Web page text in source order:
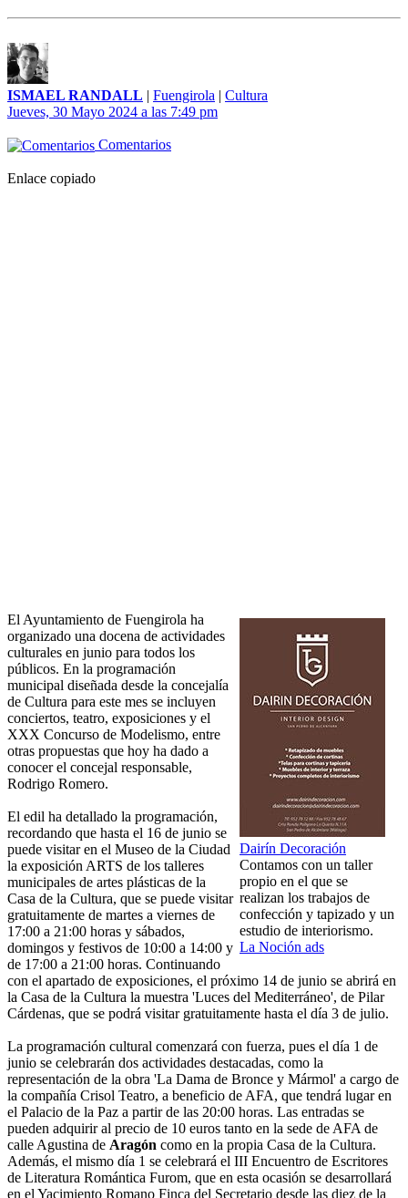
ISMAEL RANDALL | Fuengirola | Cultura
Jueves, 30 Mayo 2024 a las 7:49 pm
Comentarios
Enlace copiado
Dairín Decoración
Contamos con un taller
propio en el que se
realizan los trabajos de
confección y tapizado y un
estudio de interiorismo.
La Noción ads
El Ayuntamiento de Fuengirola ha
organizado una docena de actividades
culturales en junio para todos los
públicos. En la programación
municipal diseñada desde la concejalía
de Cultura para este mes se incluyen
conciertos, teatro, exposiciones y el
XXX Concurso de Modelismo, entre
otras propuestas que hoy ha dado a
conocer el concejal responsable,
Rodrigo Romero.
El edil ha detallado la programación,
recordando que hasta el 16 de junio se
puede visitar en el Museo de la Ciudad
la exposición ARTS de los talleres
municipales de artes plásticas de la
Casa de la Cultura, que se puede visitar
gratuitamente de martes a viernes de
17:00 a 21:00 horas y sábados,
domingos y festivos de 10:00 a 14:00 y
de 17:00 a 21:00 horas. Continuando
con el apartado de exposiciones, el próximo 14 de junio se abrirá en
la Casa de la Cultura la muestra 'Luces del Mediterráneo', de Pilar
Cárdenas, que se podrá visitar gratuitamente hasta el día 3 de julio.
La programación cultural comenzará con fuerza, pues el día 1 de
junio se celebrarán dos actividades destacadas, como la
representación de la obra 'La Dama de Bronce y Mármol' a cargo de
la compañía Crisol Teatro, a beneficio de AFA, que tendrá lugar en
el Palacio de la Paz a partir de las 20:00 horas. Las entradas se
pueden adquirir al precio de 10 euros tanto en la sede de AFA de
calle Agustina de Aragón como en la propia Casa de la Cultura.
Además, el mismo día 1 se celebrará el III Encuentro de Escritores
de Literatura Romántica Furom, que en esta ocasión se desarrollará
en el Yacimiento Romano Finca del Secretario desde las diez de la